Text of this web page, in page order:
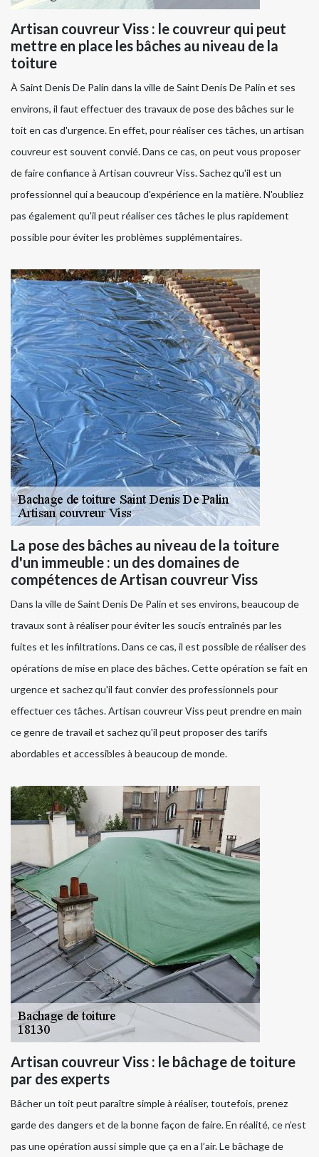
Artisan couvreur Viss : le couvreur qui peut
mettre en place les bâches au niveau de la
toiture
À Saint Denis De Palin dans la ville de Saint Denis De Palin et ses
environs, il faut effectuer des travaux de pose des bâches sur le
toit en cas d'urgence. En effet, pour réaliser ces tâches, un artisan
couvreur est souvent convié. Dans ce cas, on peut vous proposer
de faire confiance à Artisan couvreur Viss. Sachez qu'il est un
professionnel qui a beaucoup d'expérience en la matière. N'oubliez
pas également qu'il peut réaliser ces tâches le plus rapidement
possible pour éviter les problèmes supplémentaires.
La pose des bâches au niveau de la toiture
d'un immeuble : un des domaines de
compétences de Artisan couvreur Viss
Dans la ville de Saint Denis De Palin et ses environs, beaucoup de
travaux sont à réaliser pour éviter les soucis entraînés par les
fuites et les infiltrations. Dans ce cas, il est possible de réaliser des
opérations de mise en place des bâches. Cette opération se fait en
urgence et sachez qu'il faut convier des professionnels pour
effectuer ces tâches. Artisan couvreur Viss peut prendre en main
ce genre de travail et sachez qu'il peut proposer des tarifs
abordables et accessibles à beaucoup de monde.
Artisan couvreur Viss : le bâchage de toiture
par des experts
Bâcher un toit peut paraître simple à réaliser, toutefois, prenez
garde des dangers et de la bonne façon de faire. En réalité, ce n’est
pas une opération aussi simple que ça en a l’air. Le bâchage de